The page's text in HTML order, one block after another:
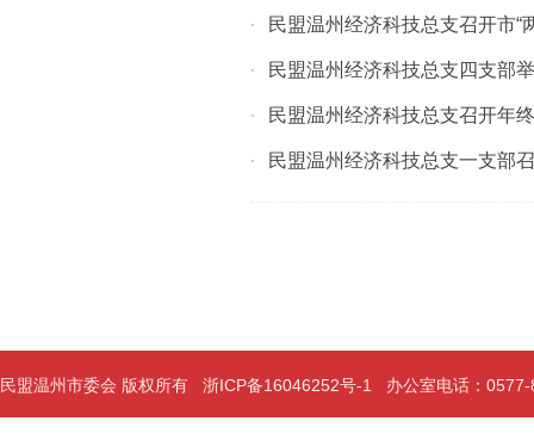
· 民盟温州经济科技总支召开市“
· 民盟温州经济科技总支四支部
· 民盟温州经济科技总支召开年
· 民盟温州经济科技总支一支部
民盟温州市委会 版权所有 浙ICP备16046252号-1 办公室电话：